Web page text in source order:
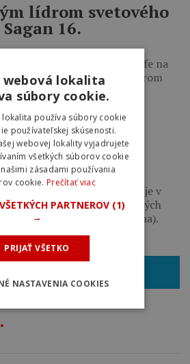
lídrom svetového
16.
Valverde sa po triumfe na
Liége stal novým lídrom
bude opäť vo
predstihom oproti minulosti je v
59. ročník medzinárodných
Slovenska (10.-14. júna).
lokalita
súbory cookie.
používa súbory cookie
používateľskej skúsenosti.
webovej lokality vyjadrujete
všetkých súborov cookie
zásadami používania
cookie. Prečítať viac
PARTNEROV (1)
→
PRIJAŤ VŠETKO
NASTAVENIA COOKIES